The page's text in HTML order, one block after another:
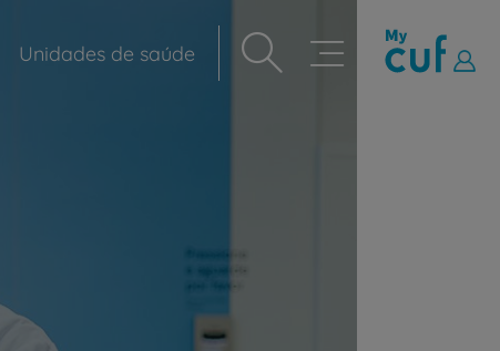
Navegação
Unidades de saúde